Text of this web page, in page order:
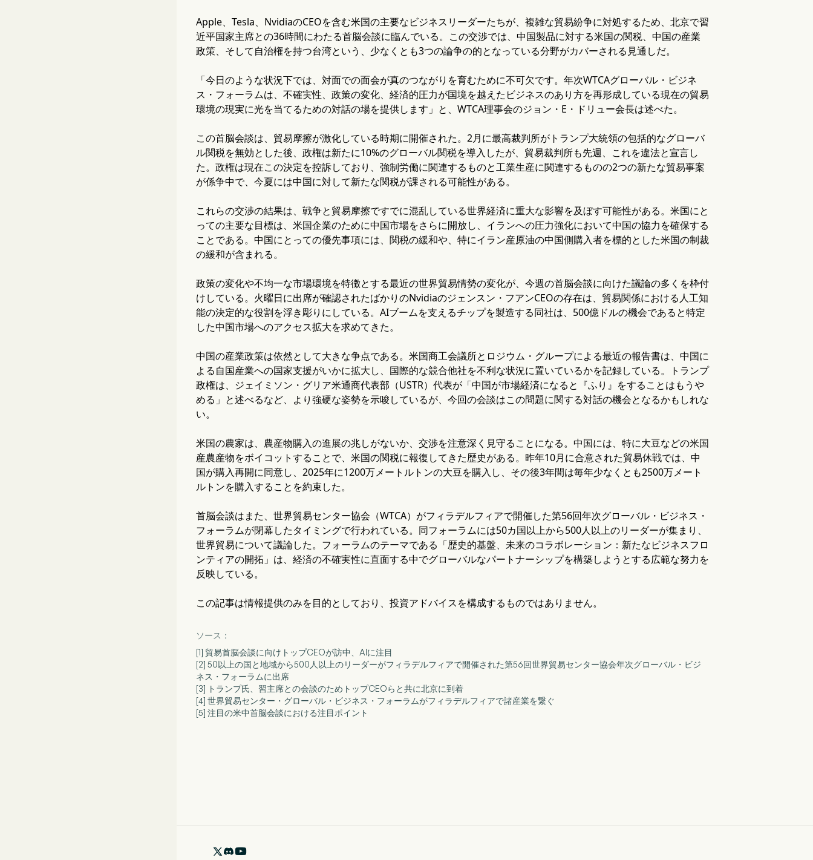
Apple、Tesla、NvidiaのCEOを含む米国の主要なビジネスリーダーたちが、複雑な貿易紛争に対処するため、北京で習
近平国家主席との36時間にわたる首脳会談に臨んでいる。この交渉では、中国製品に対する米国の関税、中国の産業
政策、そして自治権を持つ台湾という、少なくとも3つの論争の的となっている分野がカバーされる見通しだ。
「今日のような状況下では、対面での面会が真のつながりを育むために不可欠です。年次WTCAグローバル・ビジネ
ス・フォーラムは、不確実性、政策の変化、経済的圧力が国境を越えたビジネスのあり方を再形成している現在の貿易
環境の現実に光を当てるための対話の場を提供します」と、WTCA理事会のジョン・E・ドリュー会長は述べた。
この首脳会談は、貿易摩擦が激化している時期に開催された。2月に最高裁判所がトランプ大統領の包括的なグローバ
ル関税を無効とした後、政権は新たに10%のグローバル関税を導入したが、貿易裁判所も先週、これを違法と宣言し
た。政権は現在この決定を控訴しており、強制労働に関連するものと工業生産に関連するものの2つの新たな貿易事案
が係争中で、今夏には中国に対して新たな関税が課される可能性がある。
これらの交渉の結果は、戦争と貿易摩擦ですでに混乱している世界経済に重大な影響を及ぼす可能性がある。米国にと
っての主要な目標は、米国企業のために中国市場をさらに開放し、イランへの圧力強化において中国の協力を確保する
ことである。中国にとっての優先事項には、関税の緩和や、特にイラン産原油の中国側購入者を標的とした米国の制裁
の緩和が含まれる。
政策の変化や不均一な市場環境を特徴とする最近の世界貿易情勢の変化が、今週の首脳会談に向けた議論の多くを枠付
けしている。火曜日に出席が確認されたばかりのNvidiaのジェンスン・フアンCEOの存在は、貿易関係における人工知
能の決定的な役割を浮き彫りにしている。AIブームを支えるチップを製造する同社は、500億ドルの機会であると特定
した中国市場へのアクセス拡大を求めてきた。
中国の産業政策は依然として大きな争点である。米国商工会議所とロジウム・グループによる最近の報告書は、中国に
よる自国産業への国家支援がいかに拡大し、国際的な競合他社を不利な状況に置いているかを記録している。トランプ
政権は、ジェイミソン・グリア米通商代表部（USTR）代表が「中国が市場経済になると『ふり』をすることはもうや
める」と述べるなど、より強硬な姿勢を示唆しているが、今回の会談はこの問題に関する対話の機会となるかもしれな
い。
米国の農家は、農産物購入の進展の兆しがないか、交渉を注意深く見守ることになる。中国には、特に大豆などの米国
産農産物をボイコットすることで、米国の関税に報復してきた歴史がある。昨年10月に合意された貿易休戦では、中
国が購入再開に同意し、2025年に1200万メートルトンの大豆を購入し、その後3年間は毎年少なくとも2500万メート
ルトンを購入することを約束した。
首脳会談はまた、世界貿易センター協会（WTCA）がフィラデルフィアで開催した第56回年次グローバル・ビジネス・
フォーラムが閉幕したタイミングで行われている。同フォーラムには50カ国以上から500人以上のリーダーが集まり、
世界貿易について議論した。フォーラムのテーマである「歴史的基盤、未来のコラボレーション：新たなビジネスフロ
ンティアの開拓」は、経済の不確実性に直面する中でグローバルなパートナーシップを構築しようとする広範な努力を
反映している。
この記事は情報提供のみを目的としており、投資アドバイスを構成するものではありません。
ソース：
[1] 貿易首脳会談に向けトップCEOが訪中、AIに注目
[2] 50以上の国と地域から500人以上のリーダーがフィラデルフィアで開催された第56回世界貿易センター協会年次グローバル・ビジ
ネス・フォーラムに出席
[3] トランプ氏、習主席との会談のためトップCEOらと共に北京に到着
[4] 世界貿易センター・グローバル・ビジネス・フォーラムがフィラデルフィアで諸産業を繋ぐ
[5] 注目の米中首脳会談における注目ポイント
